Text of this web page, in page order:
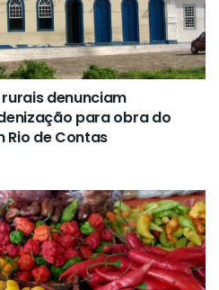
denunciam
para obra do
Rio de Contas